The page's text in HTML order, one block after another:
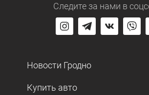
Следите за нами в
Новости Гродно
Купить авто